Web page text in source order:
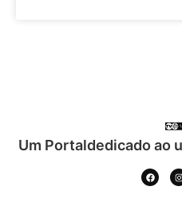
Um Portaldedicado ao